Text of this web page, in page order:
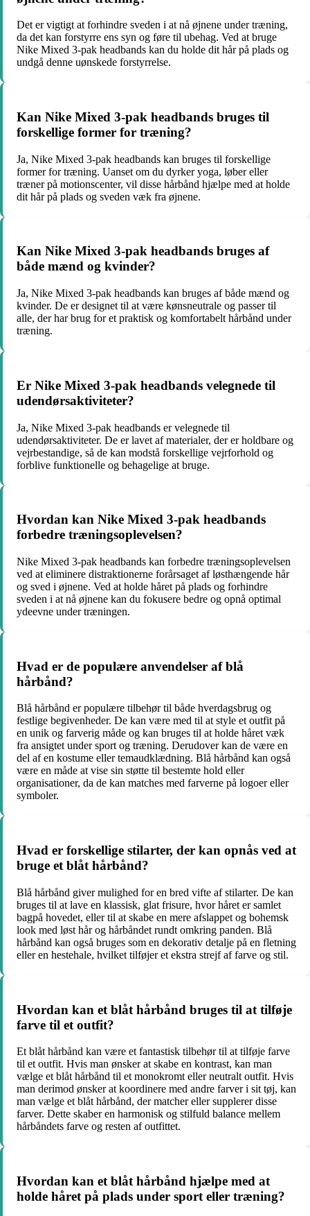
Det er vigtigt at forhindre sveden i at nå øjnene under træning,
da det kan forstyrre ens syn og føre til ubehag. Ved at bruge
Nike Mixed 3-pak headbands kan du holde dit hår på plads og
undgå denne uønskede forstyrrelse.
Kan Nike Mixed 3-pak headbands bruges til
forskellige former for træning?
Ja, Nike Mixed 3-pak headbands kan bruges til forskellige
former for træning. Uanset om du dyrker yoga, løber eller
træner på motionscenter, vil disse hårbånd hjælpe med at holde
dit hår på plads og sveden væk fra øjnene.
Kan Nike Mixed 3-pak headbands bruges af
både mænd og kvinder?
Ja, Nike Mixed 3-pak headbands kan bruges af både mænd og
kvinder. De er designet til at være kønsneutrale og passer til
alle, der har brug for et praktisk og komfortabelt hårbånd under
træning.
Er Nike Mixed 3-pak headbands velegnede til
udendørsaktiviteter?
Ja, Nike Mixed 3-pak headbands er velegnede til
udendørsaktiviteter. De er lavet af materialer, der er holdbare og
vejrbestandige, så de kan modstå forskellige vejrforhold og
forblive funktionelle og behagelige at bruge.
Hvordan kan Nike Mixed 3-pak headbands
forbedre træningsoplevelsen?
Nike Mixed 3-pak headbands kan forbedre træningsoplevelsen
ved at eliminere distraktionerne forårsaget af løsthængende hår
og sved i øjnene. Ved at holde håret på plads og forhindre
sveden i at nå øjnene kan du fokusere bedre og opnå optimal
ydeevne under træningen.
Hvad er de populære anvendelser af blå
hårbånd?
Blå hårbånd er populære tilbehør til både hverdagsbrug og
festlige begivenheder. De kan være med til at style et outfit på
en unik og farverig måde og kan bruges til at holde håret væk
fra ansigtet under sport og træning. Derudover kan de være en
del af en kostume eller temaudklædning. Blå hårbånd kan også
være en måde at vise sin støtte til bestemte hold eller
organisationer, da de kan matches med farverne på logoer eller
symboler.
Hvad er forskellige stilarter, der kan opnås ved at
bruge et blåt hårbånd?
Blå hårbånd giver mulighed for en bred vifte af stilarter. De kan
bruges til at lave en klassisk, glat frisure, hvor håret er samlet
bagpå hovedet, eller til at skabe en mere afslappet og bohemsk
look med løst hår og hårbåndet rundt omkring panden. Blå
hårbånd kan også bruges som en dekorativ detalje på en fletning
eller en hestehale, hvilket tilføjer et ekstra strejf af farve og stil.
Hvordan kan et blåt hårbånd bruges til at tilføje
farve til et outfit?
Et blåt hårbånd kan være et fantastisk tilbehør til at tilføje farve
til et outfit. Hvis man ønsker at skabe en kontrast, kan man
vælge et blåt hårbånd til et monokromt eller neutralt outfit. Hvis
man derimod ønsker at koordinere med andre farver i sit tøj, kan
man vælge et blåt hårbånd, der matcher eller supplerer disse
farver. Dette skaber en harmonisk og stilfuld balance mellem
hårbåndets farve og resten af outfittet.
Hvordan kan et blåt hårbånd hjælpe med at
holde håret på plads under sport eller træning?